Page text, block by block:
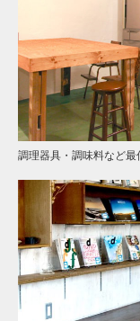
調理器具・調味料など最